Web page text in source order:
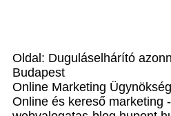
Oldal: Duguláselhárító
Budapest
Online Marketing
Online és kereső marketing